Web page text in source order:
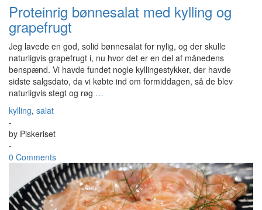
Proteinrig bønnesalat med kylling og
grapefrugt
Jeg lavede en god, solid bønnesalat for nylig, og der skulle
naturligvis grapefrugt i, nu hvor det er en del af månedens
benspænd. Vi havde fundet nogle kyllingestykker, der havde
sidste salgsdato, da vi købte ind om formiddagen, så de blev
naturligvis stegt og røg …
kylling, salat
-
by Piskeriset
-
0 Comments